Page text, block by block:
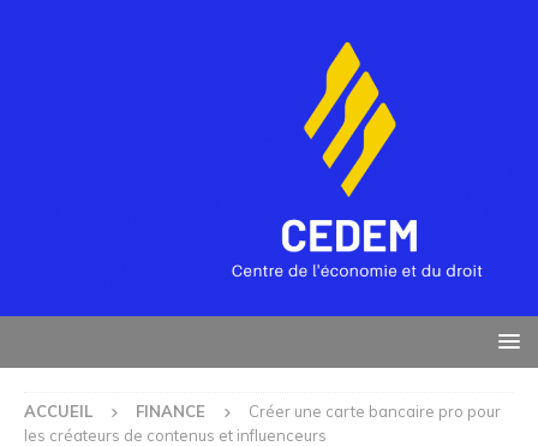
ACCUEIL FINANCE
Créer une carte bancaire pro pour
les créateurs de contenus et influenceurs